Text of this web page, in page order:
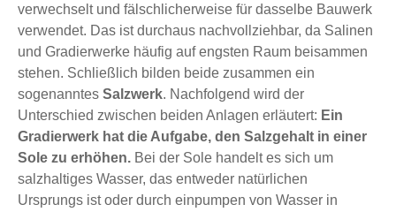
verwechselt und fälschlicherweise für dasselbe Bauwerk
verwendet. Das ist durchaus nachvollziehbar, da Salinen
und Gradierwerke häufig auf engsten Raum beisammen
stehen. Schließlich bilden beide zusammen ein
sogenanntes Salzwerk. Nachfolgend wird der
Unterschied zwischen beiden Anlagen erläutert: Ein
Gradierwerk hat die Aufgabe, den Salzgehalt in einer
Sole zu erhöhen. Bei der Sole handelt es sich um
salzhaltiges Wasser, das entweder natürlichen
Ursprungs ist oder durch einpumpen von Wasser in